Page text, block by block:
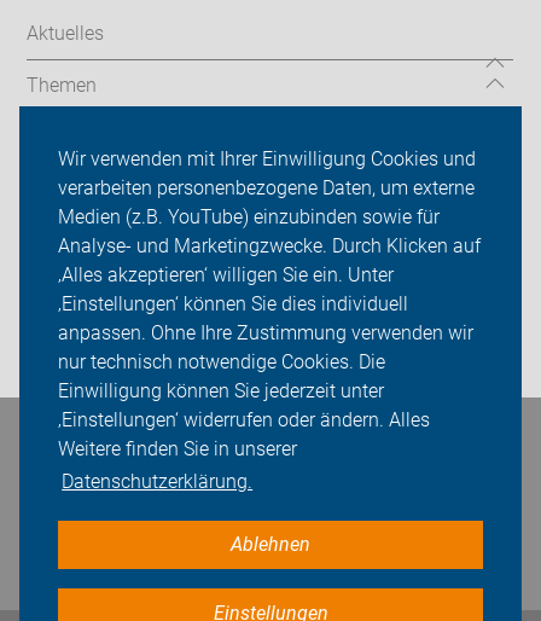
Wir verwenden mit Ihrer Einwilligung Cookies und
verarbeiten personenbezogene Daten, um externe
Medien (z.B. YouTube) einzubinden sowie für
Analyse- und Marketingzwecke. Durch Klicken auf
‚Alles akzeptieren‘ willigen Sie ein. Unter
‚Einstellungen‘ können Sie dies individuell
anpassen. Ohne Ihre Zustimmung verwenden wir
nur technisch notwendige Cookies. Die
Einwilligung können Sie jederzeit unter
‚Einstellungen‘ widerrufen oder ändern. Alles
Weitere finden Sie in unserer
Datenschutzerklärung.
Ablehnen
Einstellungen
Aktuelles
Themen
Das machen wir
Sei dabei
Presse
Login
Bleiben Sie in Kontakt